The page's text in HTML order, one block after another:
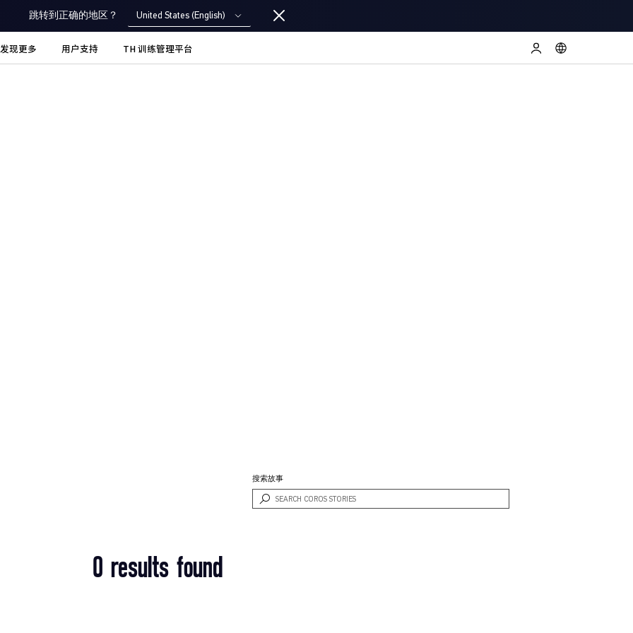
跳转到正确的地区？ United States (English)
发现更多 用户支持 TH 训练管理平台
搜索故事
0 results found